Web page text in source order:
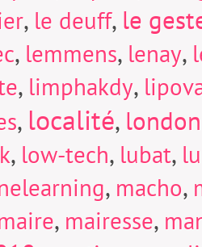
, le deuff, le
, lemmens, lenay,
, limphakdy,
, localité, london
, low-tech, lubat,
, macho,
, mairesse,